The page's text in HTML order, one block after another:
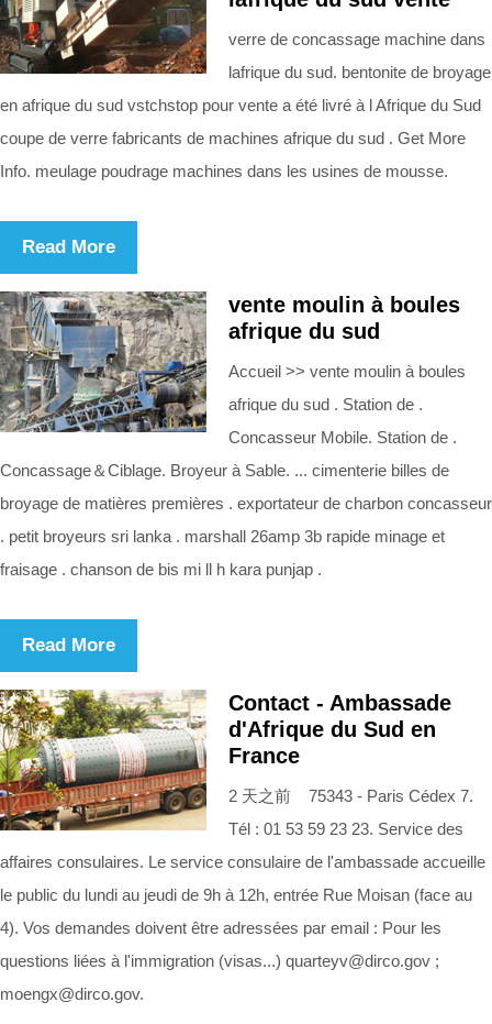
verre de concassage machine dans
lafrique du sud. bentonite de broyage
en afrique du sud vstchstop pour vente a été livré à l Afrique du Sud
coupe de verre fabricants de machines afrique du sud . Get More
Info. meulage poudrage machines dans les usines de mousse.
Read More
vente moulin à boules
afrique du sud
Accueil >> vente moulin à boules
afrique du sud . Station de .
Concasseur Mobile. Station de .
Concassage＆Ciblage. Broyeur à Sable. ... cimenterie billes de
broyage de matières premières . exportateur de charbon concasseur
. petit broyeurs sri lanka . marshall 26amp 3b rapide minage et
fraisage . chanson de bis mi ll h kara punjap .
Read More
Contact - Ambassade
d'Afrique du Sud en
France
2 天之前 75343 - Paris Cédex 7.
Tél : 01 53 59 23 23. Service des
affaires consulaires. Le service consulaire de l'ambassade accueille
le public du lundi au jeudi de 9h à 12h, entrée Rue Moisan (face au
4). Vos demandes doivent être adressées par email : Pour les
questions liées à l'immigration (visas...) quarteyv@dirco.gov ;
moengx@dirco.gov.